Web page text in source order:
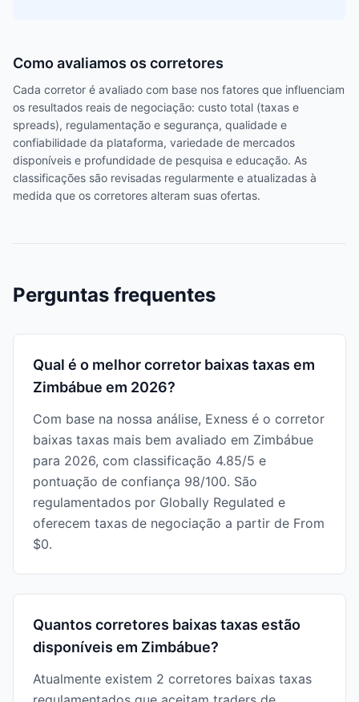
Como avaliamos os corretores
Cada corretor é avaliado com base nos fatores que influenciam
os resultados reais de negociação: custo total (taxas e
spreads), regulamentação e segurança, qualidade e
confiabilidade da plataforma, variedade de mercados
disponíveis e profundidade de pesquisa e educação. As
classificações são revisadas regularmente e atualizadas à
medida que os corretores alteram suas ofertas.
Perguntas frequentes
Qual é o melhor corretor baixas taxas em
Zimbábue em 2026?
Com base na nossa análise, Exness é o corretor
baixas taxas mais bem avaliado em Zimbábue
para 2026, com classificação 4.85/5 e
pontuação de confiança 98/100. São
regulamentados por Globally Regulated e
oferecem taxas de negociação a partir de From
$0.
Quantos corretores baixas taxas estão
disponíveis em Zimbábue?
Atualmente existem 2 corretores baixas taxas